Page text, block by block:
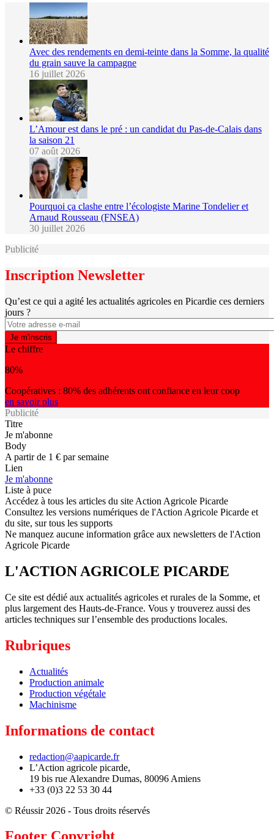
Avec des rendements en demi-teinte dans la Somme, la qualité
du grain sauve la campagne
16 juillet 2026
L’Amour est dans le pré : un candidat du Pas-de-Calais dans
la saison 21
07 août 2026
Pourquoi ça clashe entre l’écologiste Marine Tondelier et
Arnaud Rousseau (FNSEA)
30 juillet 2026
Publicité
Inscription Newsletter
Qu’est ce qui a agité les actualités agricoles en Picardie ces derniers
jours ?
Le chiffre
80%
Coopératives : 80% des adhérents ont confiance en leur coop
en savoir plus
Publicité
Titre
Je m'abonne
Body
A partir de 1 € par semaine
Lien
Je m'abonne
Liste à puce
Accédez à tous les articles du site Action Agricole Picarde
Consultez les versions numériques de l'Action Agricole Picarde et
du site, sur tous les supports
Ne manquez aucune information grâce aux newsletters de l'Action
Agricole Picarde
L'ACTION AGRICOLE PICARDE
Ce site est dédié aux actualités agricoles et rurales de la Somme, et
plus largement des Hauts-de-France. Vous y trouverez aussi des
articles techniques sur l’ensemble des productions locales.
Rubriques
Actualités
Production animale
Production végétale
Machinisme
Informations de contact
redaction@aapicarde.fr
L’Action agricole picarde,
19 bis rue Alexandre Dumas, 80096 Amiens
+33 (0)3 22 53 30 44
© Réussir 2026 - Tous droits réservés